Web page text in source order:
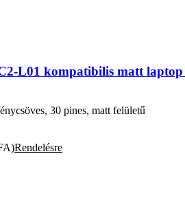
L01 kompatibilis matt laptop
30 pines, matt felületű
Rendelésre